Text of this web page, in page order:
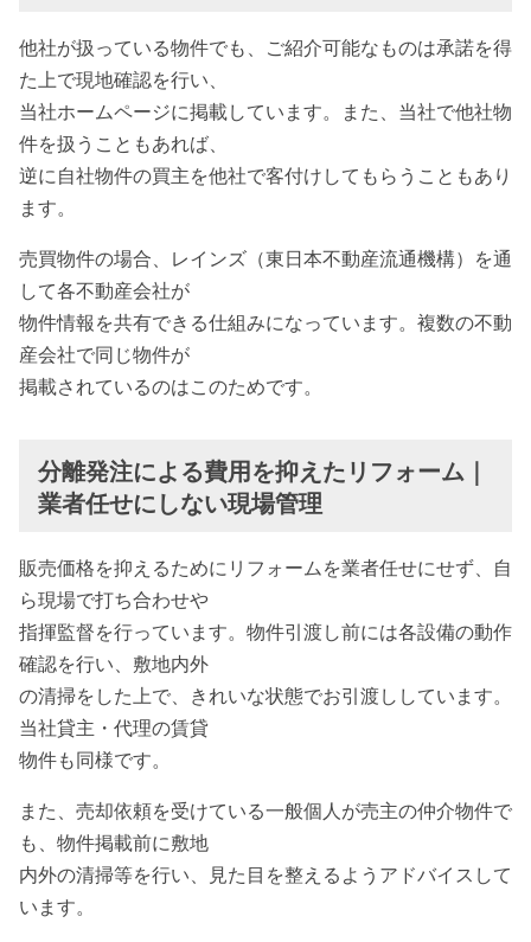
他社が扱っている物件でも、ご紹介可能なものは承諾を得
た上で現地確認を行い、
当社ホームページに掲載しています。また、当社で他社物
件を扱うこともあれば、
逆に自社物件の買主を他社で客付けしてもらうこともあり
ます。
売買物件の場合、レインズ（東日本不動産流通機構）を通
して各不動産会社が
物件情報を共有できる仕組みになっています。複数の不動
産会社で同じ物件が
掲載されているのはこのためです。
分離発注による費用を抑えたリフォーム｜
業者任せにしない現場管理
販売価格を抑えるためにリフォームを業者任せにせず、自
ら現場で打ち合わせや
指揮監督を行っています。物件引渡し前には各設備の動作
確認を行い、敷地内外
の清掃をした上で、きれいな状態でお引渡ししています。
当社貸主・代理の賃貸
物件も同様です。
また、売却依頼を受けている一般個人が売主の仲介物件で
も、物件掲載前に敷地
内外の清掃等を行い、見た目を整えるようアドバイスして
います。